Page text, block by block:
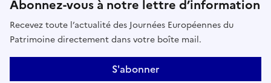
Abonnez-vous à notre lettre d’information
Recevez toute l’actualité des Journées Européennes du
Patrimoine directement dans votre boîte mail.
S'abonner